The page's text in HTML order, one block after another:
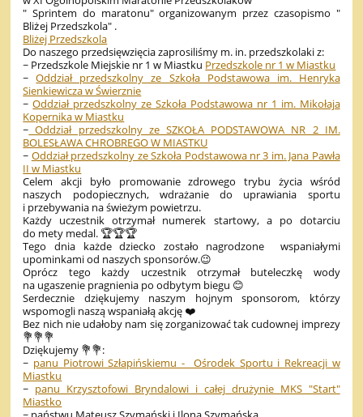
" Sprintem do maratonu" organizowanym przez czasopismo "
Bliżej Przedszkola" .
Bliżej Przedszkola
Do naszego przedsięwzięcia zaprosiliśmy m. in. przedszkolaki z:
~ Przedszkole Miejskie nr 1 w Miastku Przedszkole nr 1 w Miastku
~Oddział przedszkolny ze Szkoła Podstawowa im. Henryka
Sienkiewicza w Świerznie
~Oddział przedszkolny ze Szkoła Podstawowa nr 1 im. Mikołaja
Kopernika w Miastku
~ Oddział przedszkolny ze SZKOŁA PODSTAWOWA NR 2 IM.
BOLESŁAWA CHROBREGO W MIASTKU
~ Oddział przedszkolny ze Szkoła Podstawowa nr 3 im. Jana Pawła
II w Miastku
Celem akcji było promowanie zdrowego trybu życia wśród
naszych podopiecznych, wdrażanie do uprawiania sportu
i przebywania na świeżym powietrzu.
Każdy uczestnik otrzymał numerek startowy, a po dotarciu
do mety medal. 🏆🏆🏆
Tego dnia każde dziecko zostało nagrodzone wspaniałymi
upominkami od naszych sponsorów.😉
Oprócz tego każdy uczestnik otrzymał buteleczkę wody
na ugaszenie pragnienia po odbytym biegu 😊
Serdecznie dziękujemy naszym hojnym sponsorom, którzy
wspomogli naszą wspaniałą akcję ❤️
Bez nich nie udałoby nam się zorganizować tak cudownej imprezy
💐💐💐
Dziękujemy 💐💐:
~ panu Piotrowi Szłapińskiemu - Ośrodek Sportu i Rekreacji w
Miastku
~ panu Krzysztofowi Bryndalowi i całej drużynie MKS "Start"
Miastko